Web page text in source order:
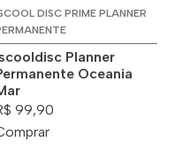
DISC PRIME PLANNER
Planner
Oceania
99,90